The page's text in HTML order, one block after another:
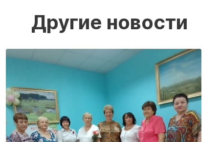
Другие новости